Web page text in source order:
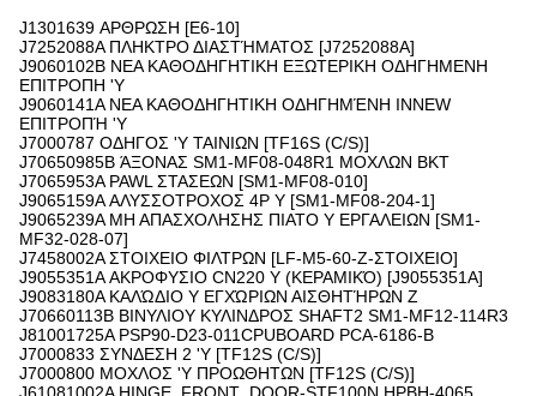
J1301639 ΑΡΘΡΩΣΗ [E6-10]
J7252088A ΠΛΗΚΤΡΟ ΔΙΑΣΤΉΜΑΤΟΣ [J7252088A]
J9060102B ΝΕΑ ΚΑΘΟΔΗΓΗΤΙΚΗ ΕΞΩΤΕΡΙΚΗ ΟΔΗΓΗΜΕΝΗ
ΕΠΙΤΡΟΠΗ 'Y
J9060141A ΝΕΑ ΚΑΘΟΔΗΓΗΤΙΚΗ ΟΔΗΓΗΜΈΝΗ INNEW
ΕΠΙΤΡΟΠΉ 'Y
J7000787 ΟΔΗΓΟΣ 'Y ΤΑΙΝΙΩΝ [TF16S (C/S)]
J70650985B ΆΞΟΝΑΣ SM1-MF08-048R1 ΜΟΧΛΩΝ BKT
J7065953A PAWL ΣΤΑΣΕΩΝ [SM1-MF08-010]
J9065159A ΑΛΥΣΣΟΤΡΟΧΟΣ 4P Y [SM1-MF08-204-1]
J9065239A ΜΗ ΑΠΑΣΧΟΛΗΣΗΣ ΠΙΑΤΟ Y ΕΡΓΑΛΕΙΩΝ [SM1-
MF32-028-07]
J7458002A ΣΤΟΙΧΕΙΟ ΦΙΛΤΡΩΝ [LF-M5-60-Ζ-ΣΤΟΙΧΕΙΟ]
J9055351A ΑΚΡΟΦΥΣΙΟ CN220 Y (ΚΕΡΑΜΙΚΌ) [J9055351A]
J9083180A ΚΑΛΏΔΙΟ Y ΕΓΧΏΡΙΩΝ ΑΙΣΘΗΤΉΡΩΝ Ζ
J70660113B ΒΙΝΥΛΙΟΥ ΚΥΛΙΝΔΡΟΣ SHAFT2 SM1-MF12-114R3
J81001725A PSP90-D23-011CPUBOARD PCA-6186-Β
J7000833 ΣΥΝΔΕΣΗ 2 'Y [TF12S (C/S)]
J7000800 ΜΟΧΛΟΣ 'Y ΠΡΟΩΘΗΤΩΝ [TF12S (C/S)]